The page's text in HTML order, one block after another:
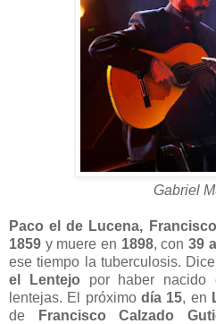
Gabriel
Paco el de Lucena,
1859 y muere en 1898, con39
ese tiempo la tuberculosis.
el Lentejo por haber nacido
lentejas. El próximo día 15, en
de
Francisco Calzado